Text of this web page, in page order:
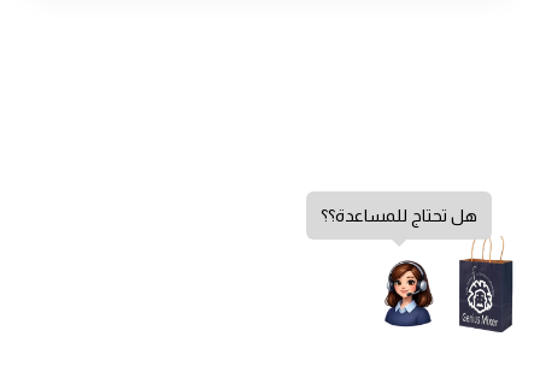
هل تحتاج للمساعدة؟؟